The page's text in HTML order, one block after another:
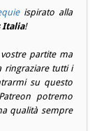
ispirato alla
Italia!
partite ma
ringraziare tutti i
su questo
Patreon potremo
qualità sempre